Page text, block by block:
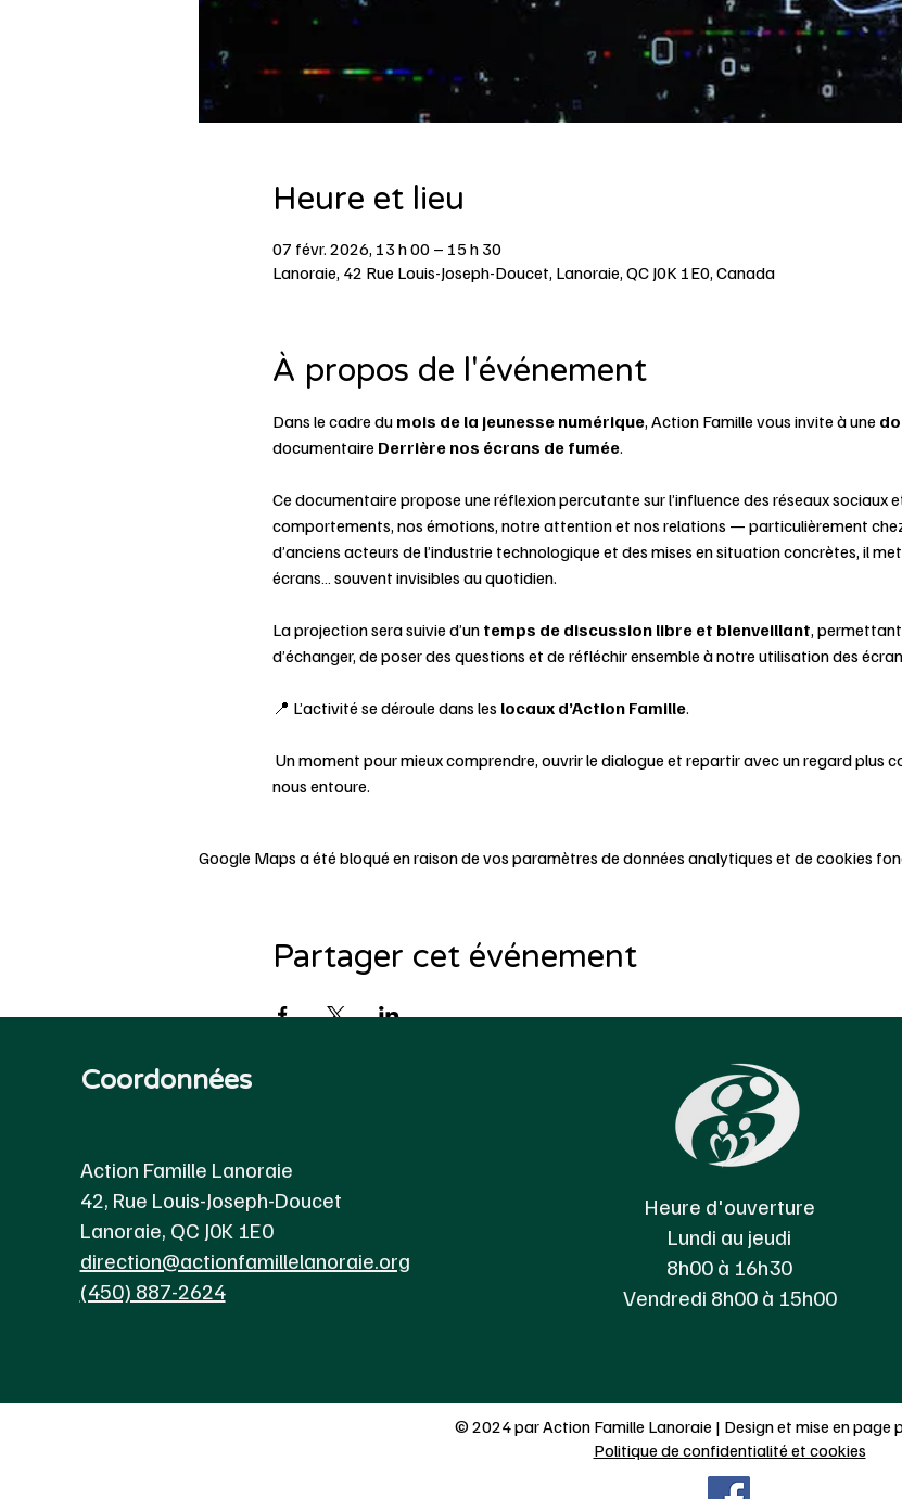
Heure et lieu
07 févr. 2026, 13 h 00 – 15 h 30
Lanoraie, 42 Rue Louis-Joseph-Doucet, Lanoraie, QC J0K 1E0, Canada
À propos de l'événement
Dans le cadre du mois de la jeunesse numérique, Action Famille vous invite à une
documentaire Derrière nos écrans de fumée.
Ce documentaire propose une réflexion percutante sur l’influence des réseaux sociaux
comportements, nos émotions, notre attention et nos relations — particulièrement
d’anciens acteurs de l’industrie technologique et des mises en situation concrètes, il
écrans… souvent invisibles au quotidien.
La projection sera suivie d’un temps de discussion libre et bienveillant, permettant
d’échanger, de poser des questions et de réfléchir ensemble à notre utilisation des
📍 L’activité se déroule dans les locaux d’Action Famille.
nous entoure.
Google Maps a été bloqué en raison de vos paramètres de données analytiques et de cookies
Partager cet événement
Coordonnées
Action Famille Lanoraie
42, Rue Louis-Joseph-Doucet
Lanoraie, QC J0K 1E0
direction@actionfamillelanoraie.org
(450) 887-2624
Heure d'ouverture
Lundi au jeudi
8h00 à 16h30
Vendredi 8h00 à 15h00
© 2024 par Action Famille Lanoraie | Design et mise en page
Politique de confidentialité et cookies